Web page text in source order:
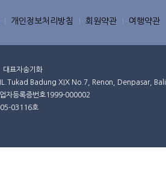
개인정보처리방침 회원약관 여행약관
대표자송기화
Badung XIX No.7, Renon, Denpasar, Bali
자등록증번호1999-000002
03116호